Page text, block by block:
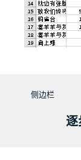
侧边栏
逐